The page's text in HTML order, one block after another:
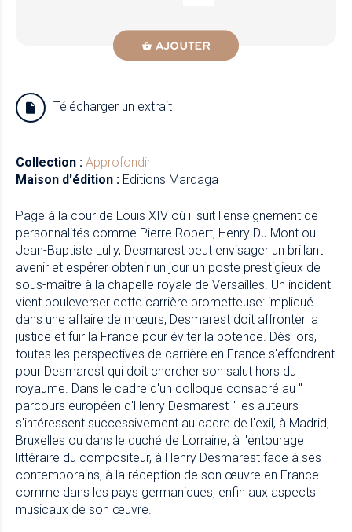
AJOUTER
Télécharger un extrait
Collection : Approfondir
Maison d'édition : Editions Mardaga
Page à la cour de Louis XIV où il suit l'enseignement de
personnalités comme Pierre Robert, Henry Du Mont ou
Jean-Baptiste Lully, Desmarest peut envisager un brillant
avenir et espérer obtenir un jour un poste prestigieux de
sous-maître à la chapelle royale de Versailles. Un incident
vient bouleverser cette carrière prometteuse: impliqué
dans une affaire de mœurs, Desmarest doit affronter la
justice et fuir la France pour éviter la potence. Dès lors,
toutes les perspectives de carrière en France s'effondrent
pour Desmarest qui doit chercher son salut hors du
royaume. Dans le cadre d'un colloque consacré au "
parcours européen d'Henry Desmarest " les auteurs
s'intéressent successivement au cadre de l'exil, à Madrid,
Bruxelles ou dans le duché de Lorraine, à l'entourage
littéraire du compositeur, à Henry Desmarest face à ses
contemporains, à la réception de son œuvre en France
comme dans les pays germaniques, enfin aux aspects
musicaux de son œuvre.